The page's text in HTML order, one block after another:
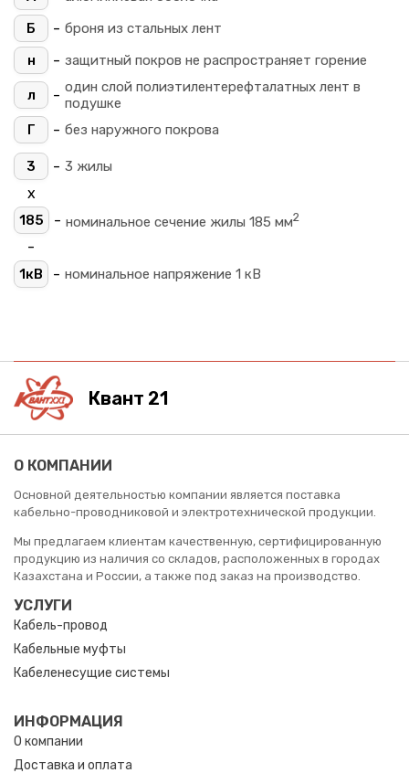
Б
- броня из стальных лент
н
- защитный покров не распространяет горение
л - один слой полиэтилентерефталатных лент в
подушке
Г
- без наружного покрова
3 - 3 жилы
х
185 - номинальное сечение жилы 185 мм2
-
1кВ - номинальное напряжение 1 кВ
Квант 21
О КОМПАНИИ
Основной деятельностью компании является поставка
кабельно-проводниковой и электротехнической продукции.
Мы предлагаем клиентам качественную, сертифицированную
продукцию из наличия со складов, расположенных в городах
Казахстана и России, а также под заказ на производство.
УСЛУГИ
Кабель-провод
Кабельные муфты
Кабеленесущие системы
ИНФОРМАЦИЯ
О компании
Доставка и оплата